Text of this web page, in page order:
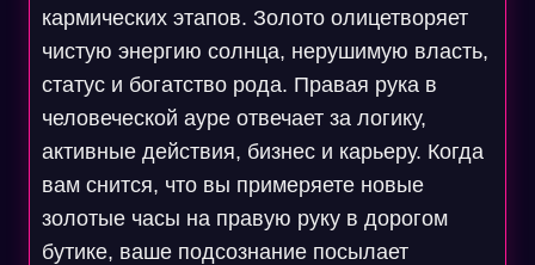
кармических этапов. Золото олицетворяет
чистую энергию солнца, нерушимую власть,
статус и богатство рода. Правая рука в
человеческой ауре отвечает за логику,
активные действия, бизнес и карьеру. Когда
вам снится, что вы примеряете новые
золотые часы на правую руку в дорогом
бутике, ваше подсознание посылает